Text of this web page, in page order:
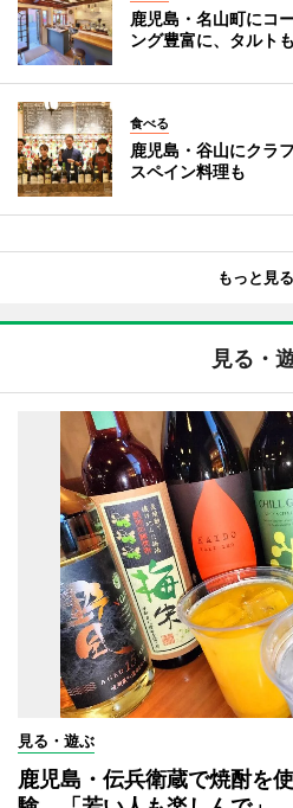
鹿児島・名山町にコ
ング豊富に、タルトも
食べる
鹿児島・谷山にクラ
スペイン料理も
もっと見る
見る・
見る・遊ぶ
鹿児島・伝兵衛蔵で焼酎を